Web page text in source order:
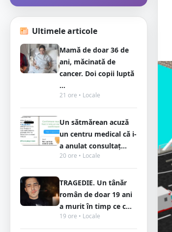
Ultimele articole
Mamă de doar 36 de
ani, măcinată de
cancer. Doi copii luptă
...
21 ore • Locale
Un sătmărean acuză
un centru medical că i-
a anulat consultaț...
20 ore • Locale
TRAGEDIE. Un tânăr
român de doar 19 ani
a murit în timp ce c...
19 ore • Locale